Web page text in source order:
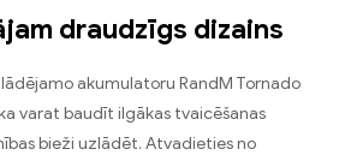
draudzīgs dizains
akumulatoru RandM Tornado
varat baudīt ilgākas tvaicēšanas
bieži uzlādēt. Atvadieties no